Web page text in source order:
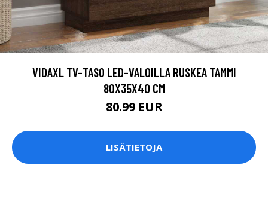
VIDAXL TV-TASO LED-VALOILLA RUSKEA TAMMI
80X35X40 CM
80.99 EUR
LISÄTIETOJA